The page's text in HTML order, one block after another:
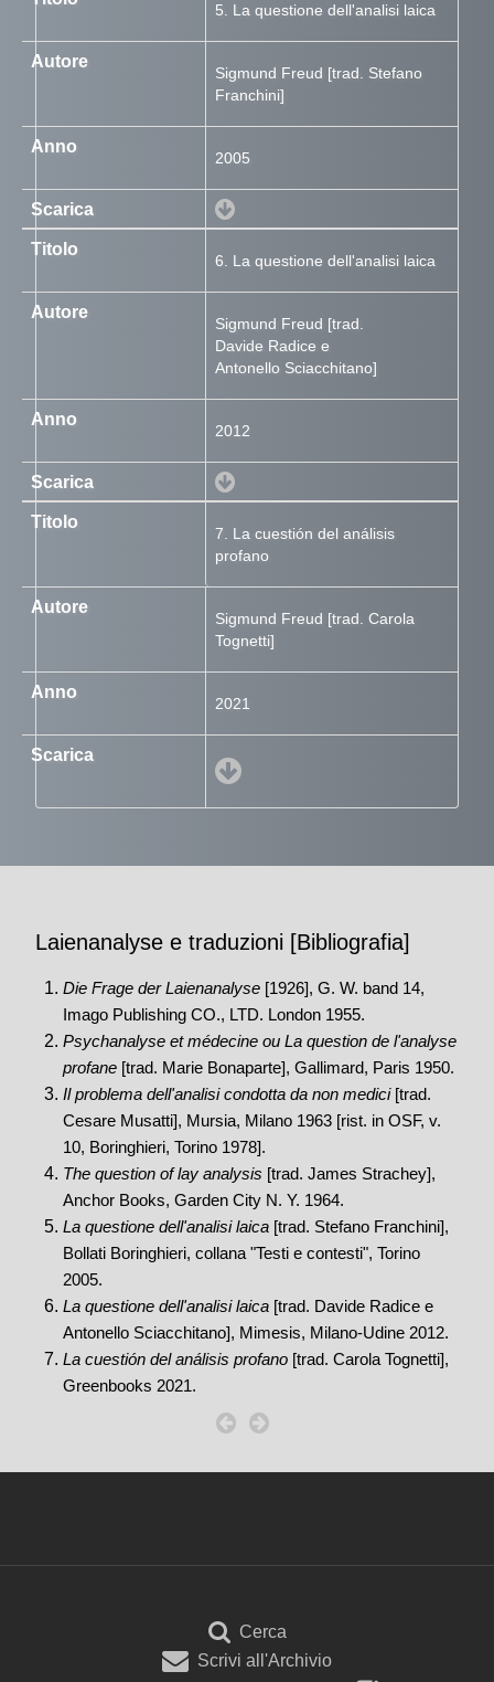
5. La questione dell'analisi laica
Sigmund Freud [trad. Stefano
Franchini]
2005
6. La questione dell'analisi laica
Sigmund Freud [trad.
Davide Radice e
Antonello Sciacchitano]
2012
7. La cuestión del análisis
profano
Sigmund Freud [trad. Carola
Tognetti]
2021
Laienanalyse e traduzioni [Bibliografia]
Die Frage der Laienanalyse [1926], G. W. band 14,
Imago Publishing CO., LTD. London 1955.
Psychanalyse et médecine ou La question de l'analyse
profane [trad. Marie Bonaparte], Gallimard, Paris 1950.
Il problema dell'analisi condotta da non medici [trad.
Cesare Musatti], Mursia, Milano 1963 [rist. in OSF, v.
10, Boringhieri, Torino 1978].
The question of lay analysis [trad. James Strachey],
Anchor Books, Garden City N. Y. 1964.
La questione dell'analisi laica [trad. Stefano Franchini],
Bollati Boringhieri, collana "Testi e contesti", Torino
2005.
La questione dell'analisi laica [trad. Davide Radice e
Antonello Sciacchitano], Mimesis, Milano-Udine 2012.
La cuestión del análisis profano [trad. Carola Tognetti],
Greenbooks 2021.
Cerca
Scrivi all'Archivio